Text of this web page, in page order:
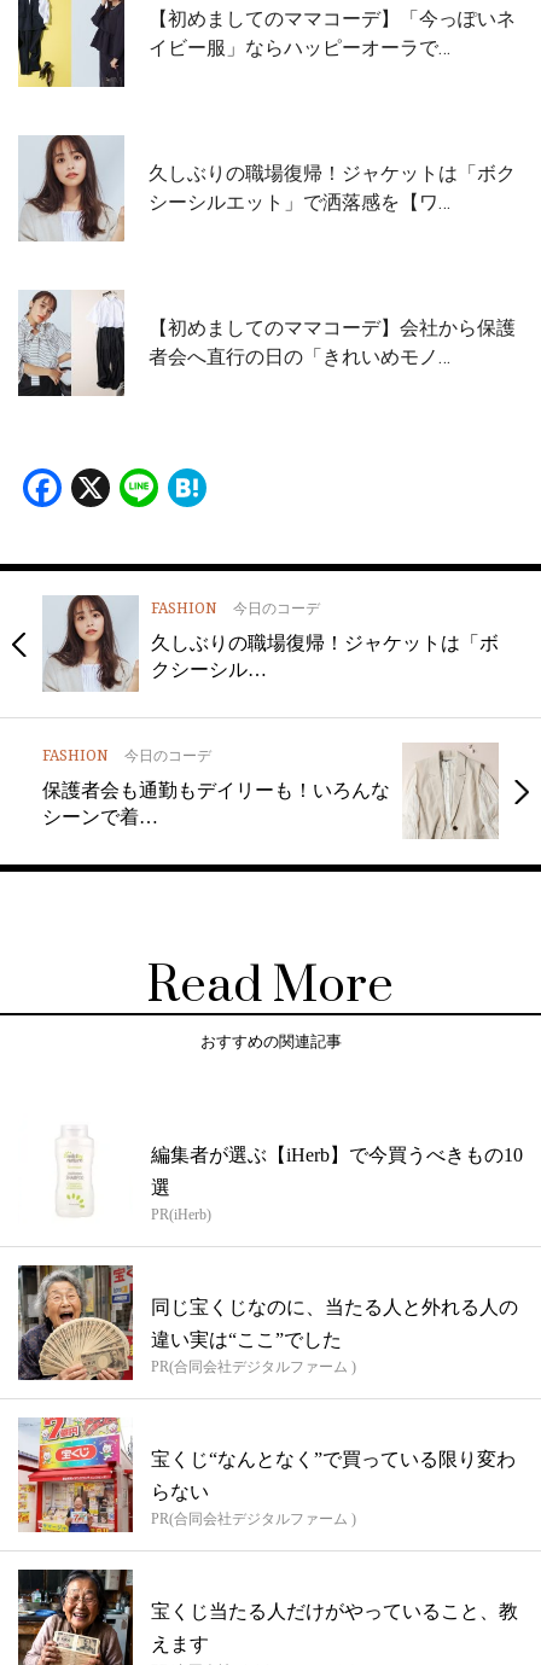
【初めましてのママコーデ】「今っぽいネ
イビー服」ならハッピーオーラで…
久しぶりの職場復帰！ジャケットは「ボク
シーシルエット」で洒落感を【ワ…
【初めましてのママコーデ】会社から保護
者会へ直行の日の「きれいめモノ…
Facebook
X Line
FASHION 今日のコーデ
久しぶりの職場復帰！ジャケットは「ボ
クシーシル…
FASHION 今日のコーデ
保護者会も通勤もデイリーも！いろんな
シーンで着…
Read More
おすすめの関連記事
編集者が選ぶ【iHerb】で今買うべきもの10
選
PR(iHerb)
同じ宝くじなのに、当たる人と外れる人の
違い実は“ここ”でした
PR(合同会社デジタルファーム )
宝くじ“なんとなく”で買っている限り変わ
らない
PR(合同会社デジタルファーム )
宝くじ当たる人だけがやっていること、教
えます